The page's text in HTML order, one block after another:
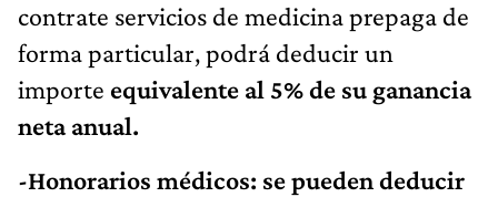
contrate servicios de medicina prepaga de
forma particular, podrá deducir un
importe equivalente al 5% de su ganancia
neta anual.
-Honorarios médicos: se pueden deducir